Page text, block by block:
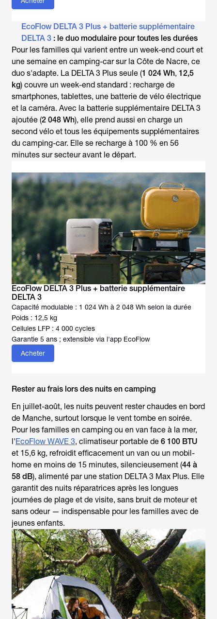
EcoFlow DELTA 3 Plus + batterie supplémentaire
DELTA 3 : le duo modulaire pour toutes les durées
Pour les familles qui varient entre un week-end court et
une semaine en camping-car sur la Côte de Nacre, ce
duo s'adapte. La DELTA 3 Plus seule (1 024 Wh, 12,5
kg) couvre un week-end standard : recharge de
smartphones, tablettes, une batterie de vélo électrique
et la caméra. Avec la batterie supplémentaire DELTA 3
ajoutée (2 048 Wh), elle prend aussi en charge un
second vélo et tous les équipements supplémentaires
du camping-car. Elle se recharge à 100 % en 56
minutes sur secteur avant le départ.
EcoFlow DELTA 3 Plus + batterie supplémentaire
DELTA 3
Capacité modulable : 1 024 Wh à 2 048 Wh selon la durée
Poids : 12,5 kg
Cellules LFP : 4 000 cycles
Garantie 5 ans ; extensible via l'app EcoFlow
Acheter
Rester au frais lors des nuits en camping
En juillet-août, les nuits peuvent rester chaudes en bord
de Manche, surtout lorsque le vent tombe en soirée.
Pour les familles en camping ou en van face à la mer,
l'EcoFlow WAVE 3, climatiseur portable de 6 100 BTU
et 15,6 kg, refroidit efficacement un van ou un mobil-
home en moins de 15 minutes, silencieusement (44 à
58 dB), alimenté par une station DELTA 3 Max Plus. Elle
garantit des nuits réparatrices après les longues
journées de plage et de visite, sans bruit de moteur et
sans odeur — indispensable pour les familles avec de
jeunes enfants.